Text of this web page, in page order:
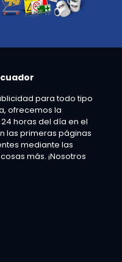
para todo tipo
ofrecemos la
horas del día en el
las primeras páginas
mediante las
más. ¡Nosotros